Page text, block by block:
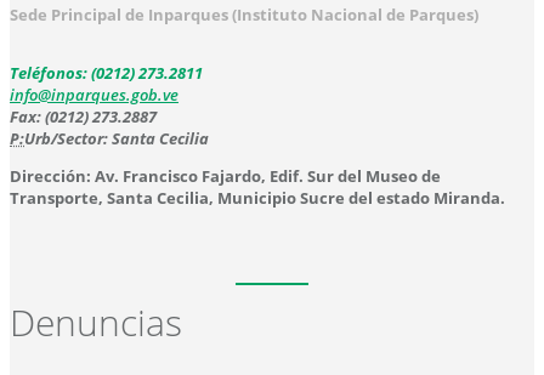
Sede Principal de Inparques (Instituto Nacional de Parques)
Teléfonos: (0212) 273.2811
info@inparques.gob.ve
Fax: (0212) 273.2887
P:Urb/Sector: Santa Cecilia
Dirección: Av. Francisco Fajardo, Edif. Sur del Museo de
Transporte, Santa Cecilia, Municipio Sucre del estado Miranda.
Denuncias